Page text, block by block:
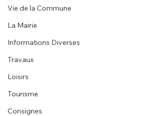
Vie de la Commune
La Mairie
Informations Diverses
Travaux
Loisirs
Tourisme
Consignes